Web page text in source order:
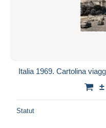
Italia 1969. Cartolina
Statut